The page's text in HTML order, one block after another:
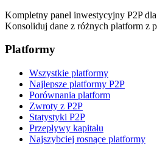
Kompletny panel inwestycyjny P2P
Konsoliduj dane z różnych platform z
Platformy
Wszystkie platformy
Najlepsze platformy P2P
Porównania platform
Zwroty z P2P
Statystyki P2P
Przepływy kapitału
Najszybciej rosnące platformy